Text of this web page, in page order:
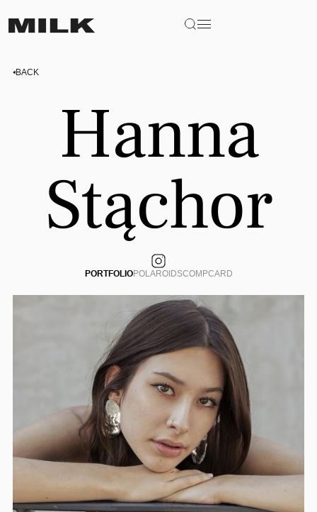
BACK
Hanna
Stąchor
PORTFOLIOPOLAROIDSCOMPCARD